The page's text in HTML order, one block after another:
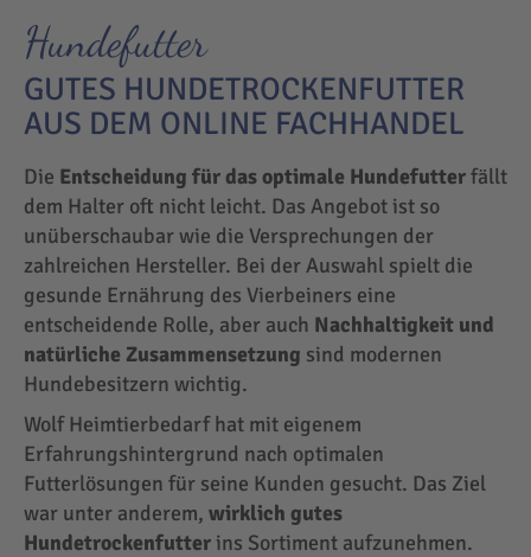
Hundefutter
GUTES HUNDETROCKENFUTTER
AUS DEM ONLINE FACHHANDEL
Die Entscheidung für das optimale Hundefutterfällt
dem Halter oft nicht leicht. Das Angebot ist so
unüberschaubar wie die Versprechungen der
zahlreichen Hersteller. Bei der Auswahl spielt die
gesunde Ernährung des Vierbeiners eine
entscheidende Rolle, aber auch Nachhaltigkeit und
natürliche Zusammensetzung sind modernen
Hundebesitzern wichtig.
Wolf Heimtierbedarf hat mit eigenem
Erfahrungshintergrund nach optimalen
Futterlösungen für seine Kunden gesucht. Das Ziel
war unter anderem, wirklich gutes
Hundetrockenfutter ins Sortiment aufzunehmen.